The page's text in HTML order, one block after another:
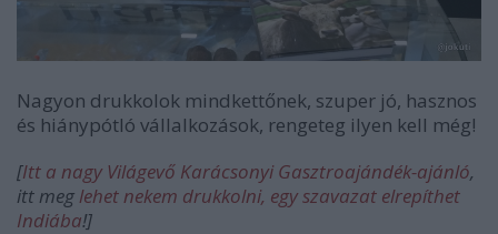
Nagyon drukkolok mindkettőnek, szuper jó, hasznos
és hiánypótló vállalkozások, rengeteg ilyen kell még!
[Itt a nagy Világevő Karácsonyi Gasztroajándék-ajánló,
itt meg lehet nekem drukkolni, egy szavazat elrepíthet
Indiába!]